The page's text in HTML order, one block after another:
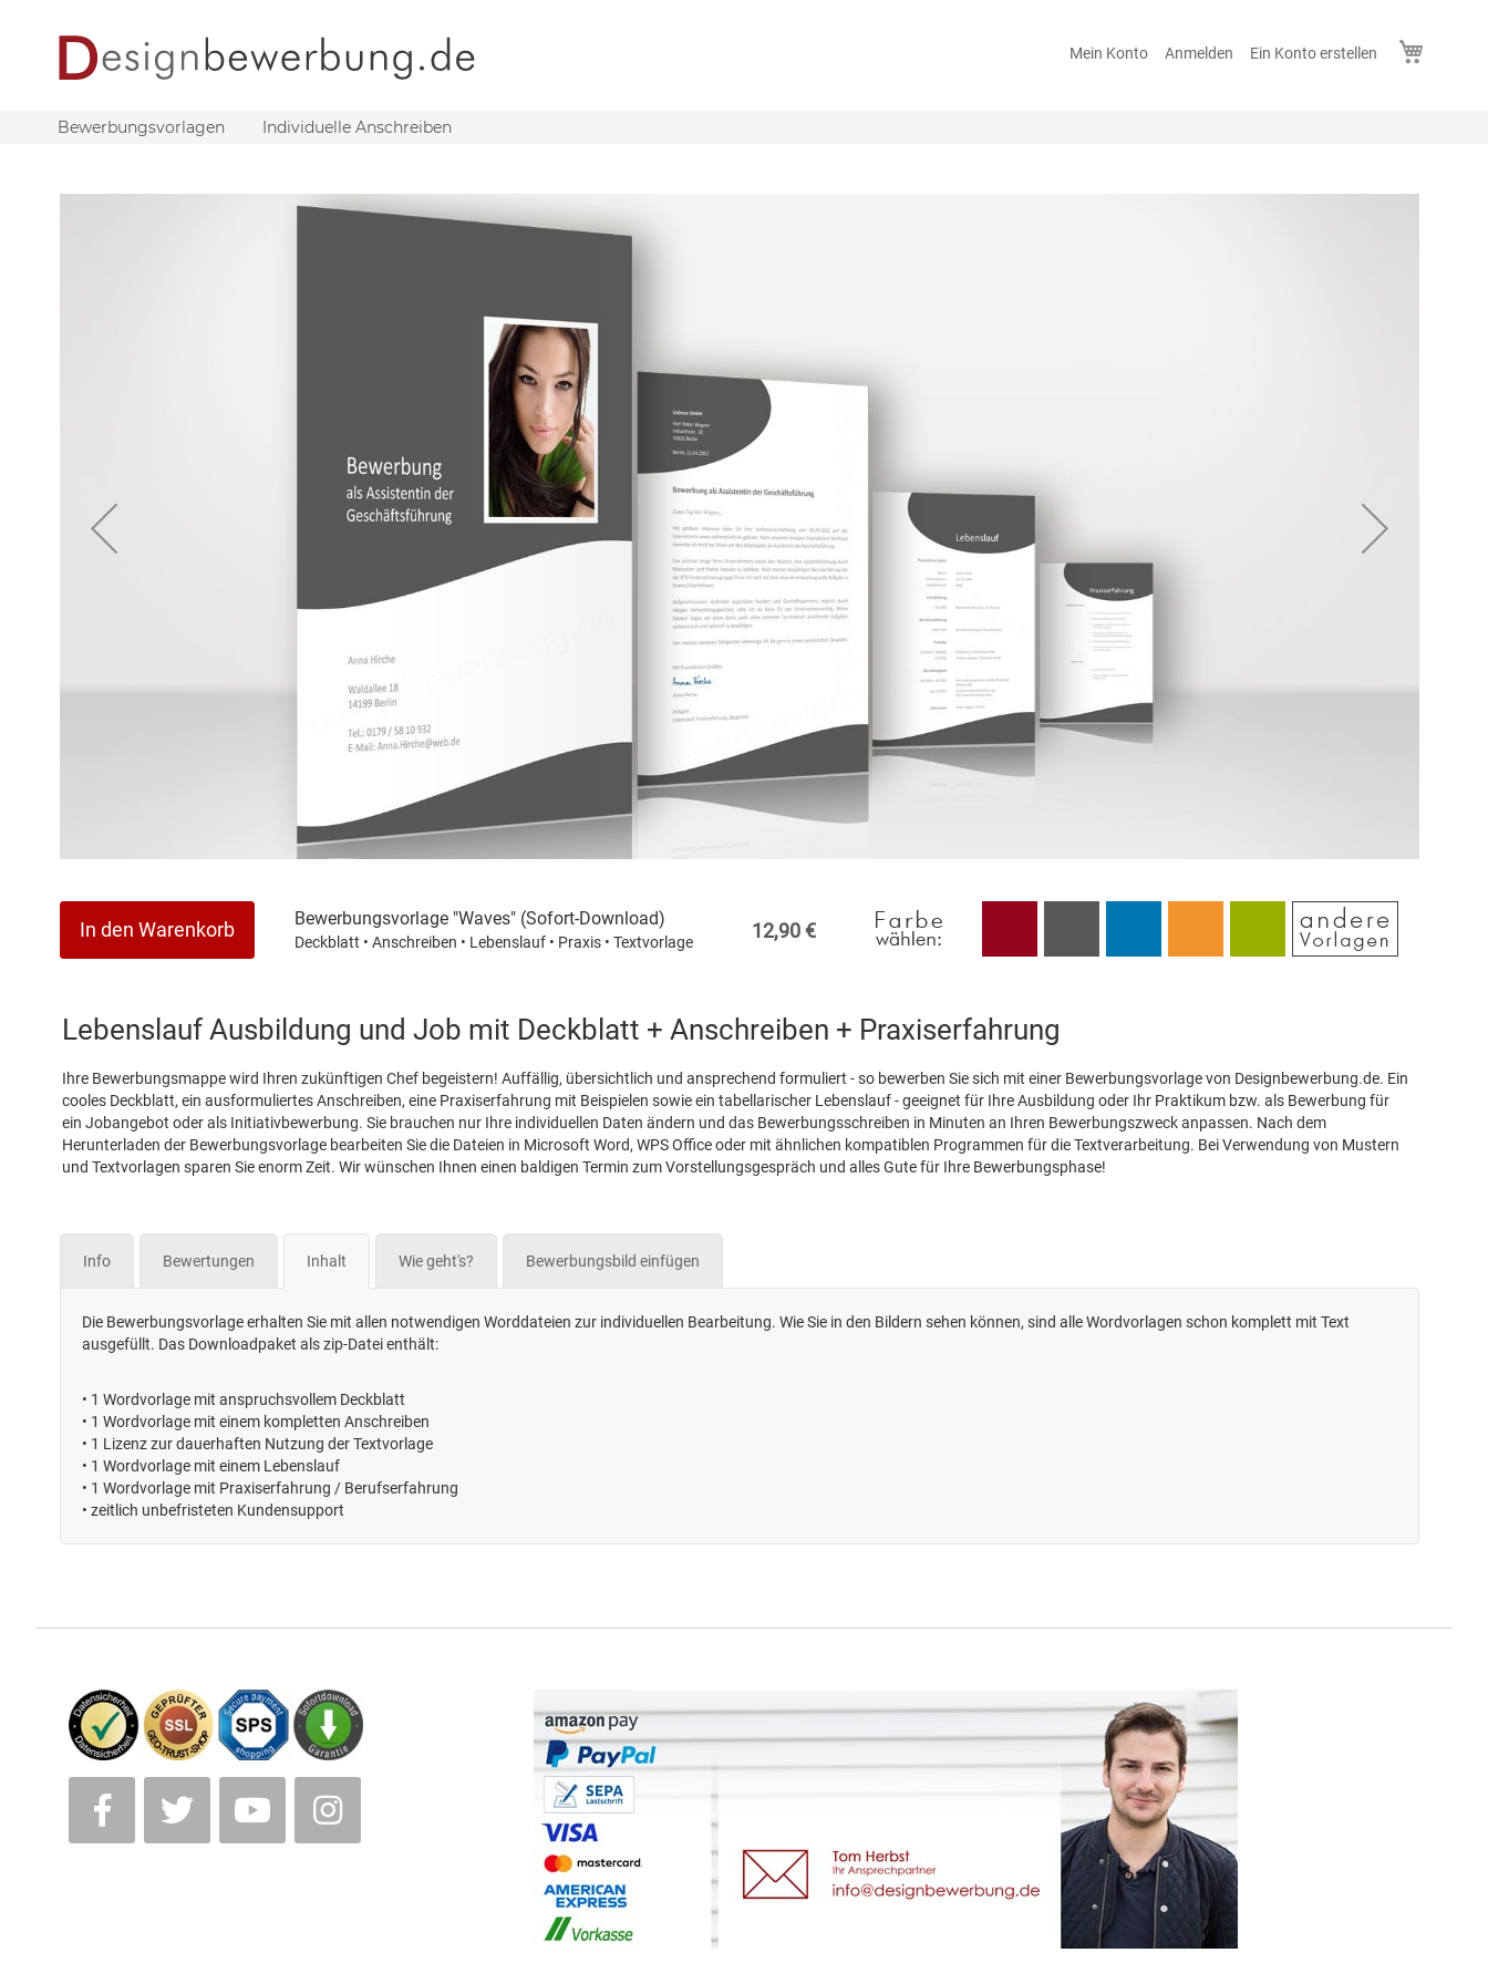
Mein Konto Anmelden Ein Konto erstellen
Bewerbungsvorlagen Individuelle Anschreiben
Bildergalerie
springen
In den Warenkorb Bewerbungsvorlage "Waves" (Sofort-Download)
Deckblatt • Anschreiben • Lebenslauf • Praxis • Textvorlage 12,90 €
Lebenslauf Ausbildung und Job mit Deckblatt + Anschreiben + Praxiserfahrung
Ihre Bewerbungsmappe wird Ihren zukünftigen Chef begeistern! Auffällig, übersichtlich und ansprechend formuliert - so bewerben Sie sich mit einer Bewerbungsvorlage von Designbewerbung.de. Ein
cooles Deckblatt, ein ausformuliertes Anschreiben, eine Praxiserfahrung mit Beispielen sowie ein tabellarischer Lebenslauf - geeignet für Ihre Ausbildung oder Ihr Praktikum bzw. als Bewerbung für
ein Jobangebot oder als Initiativbewerbung. Sie brauchen nur Ihre individuellen Daten ändern und das Bewerbungsschreiben in Minuten an Ihren Bewerbungszweck anpassen. Nach dem
Herunterladen der Bewerbungsvorlage bearbeiten Sie die Dateien in Microsoft Word, WPS Office oder mit ähnlichen kompatiblen Programmen für die Textverarbeitung. Bei Verwendung von Mustern
und Textvorlagen sparen Sie enorm Zeit. Wir wünschen Ihnen einen baldigen Termin zum Vorstellungsgespräch und alles Gute für Ihre Bewerbungsphase!
Info Bewertungen Inhalt Wie geht's? Bewerbungsbild einfügen
Die Bewerbungsvorlage erhalten Sie mit allen notwendigen Worddateien zur individuellen Bearbeitung. Wie Sie in den Bildern sehen können, sind alle Wordvorlagen schon komplett mit Text
ausgefüllt. Das Downloadpaket als zip-Datei enthält:
• 1 Wordvorlage mit anspruchsvollem Deckblatt
• 1 Wordvorlage mit einem kompletten Anschreiben
• 1 Lizenz zur dauerhaften Nutzung der Textvorlage
• 1 Wordvorlage mit einem Lebenslauf
• 1 Wordvorlage mit Praxiserfahrung / Berufserfahrung
• zeitlich unbefristeten Kundensupport